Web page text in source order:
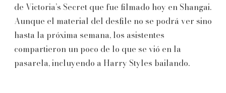
de Victoria’s Secret que fue filmado hoy en Shangai.
Aunque el material del desfile no se podrá ver sino
hasta la próxima semana, los asistentes
compartieron un poco de lo que se vió en la
pasarela, incluyendo a Harry Styles bailando.